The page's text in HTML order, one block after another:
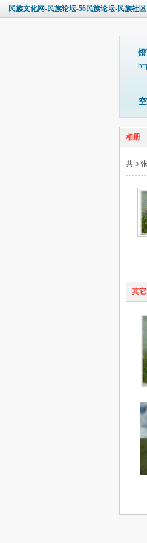
民族文化网-民族论坛-56民族论坛-民族社区
相册
共 5
其